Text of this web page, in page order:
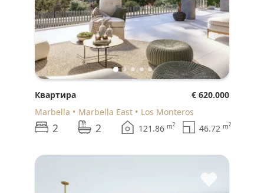
Квартира
€ 620.000
Marbella
Marbella East Los Monteros
2 2 121.86 m2 46.72 m2
♥